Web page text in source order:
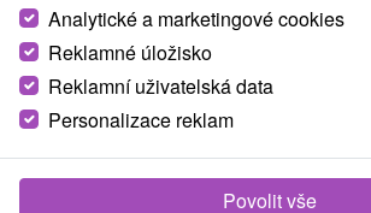
Aquaparky, kúpaliská(8)
Obce a města
Liptovský Mikuláš(7) Poprad
Analytické a marketingové cookies
Reklamné úložisko
Reklamní uživatelská data
Personalizace reklam
Povolit vše